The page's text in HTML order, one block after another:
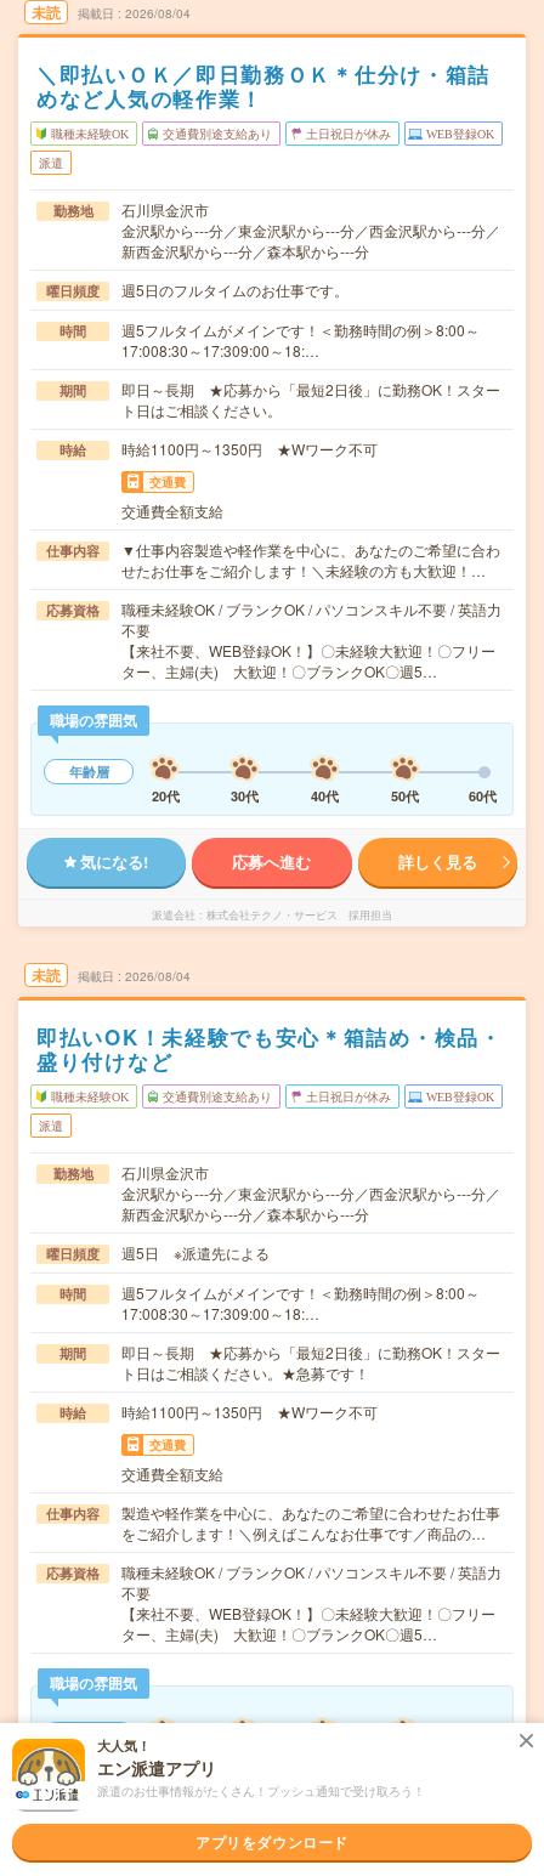
未読 掲載日 2026/08/04
＼即払いＯＫ／即日勤務ＯＫ＊仕分け・箱詰
めなど人気の軽作業！
職種未経験OK 交通費別途支給あり 土日祝日が休み WEB登録OK
派遣
勤務地
石川県金沢市
金沢駅から---分／東金沢駅から---分／西金沢駅から---分／
新西金沢駅から---分／森本駅から---分
曜日頻度 週5日のフルタイムのお仕事です。
時間
週5フルタイムがメインです！＜勤務時間の例＞8:00～
17:008:30～17:309:00～18:…
期間
即日～長期 ★応募から「最短2日後」に勤務OK！スター
ト日はご相談ください。
時給 時給1100円～1350円 ★Wワーク不可
交通費
交通費全額支給
仕事内容
▼仕事内容製造や軽作業を中心に、あなたのご希望に合わ
せたお仕事をご紹介します！＼未経験の方も大歓迎！…
応募資格
職種未経験OK / ブランクOK / パソコンスキル不要 / 英語力
不要
【来社不要、WEB登録OK！】〇未経験大歓迎！〇フリー
ター、主婦(夫) 大歓迎！〇ブランクOK〇週5…
職場の雰囲気
年齢層
20代
30代 40代 50代 60代
気になる! 応募へ進む 詳しく見る
派遣会社 株式会社テクノ・サービス 採用担当
未読 掲載日 2026/08/04
即払いOK！未経験でも安心＊箱詰め・検品・
盛り付けなど
職種未経験OK 交通費別途支給あり 土日祝日が休み WEB登録OK
派遣
勤務地
石川県金沢市
金沢駅から---分／東金沢駅から---分／西金沢駅から---分／
新西金沢駅から---分／森本駅から---分
曜日頻度 週5日 ※派遣先による
時間
週5フルタイムがメインです！＜勤務時間の例＞8:00～
17:008:30～17:309:00～18:…
期間
即日～長期 ★応募から「最短2日後」に勤務OK！スター
ト日はご相談ください。★急募です！
時給 時給1100円～1350円 ★Wワーク不可
交通費
交通費全額支給
仕事内容
製造や軽作業を中心に、あなたのご希望に合わせたお仕事
をご紹介します！＼例えばこんなお仕事です／商品の…
応募資格
職種未経験OK / ブランクOK / パソコンスキル不要 / 英語力
不要
【来社不要、WEB登録OK！】〇未経験大歓迎！〇フリー
ター、主婦(夫) 大歓迎！〇ブランクOK〇週5…
職場の雰囲気
年齢層
20代
気になる! 応募へ進む 詳しく見る
大人気！
エン派遣アプリ
派遣のお仕事情報がたくさん！プッシュ通知で受け取ろう！
アプリをダウンロード